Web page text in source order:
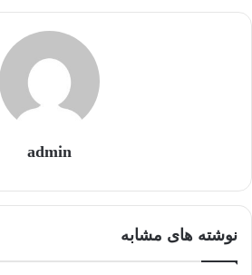
admin
نوشته های مشابه